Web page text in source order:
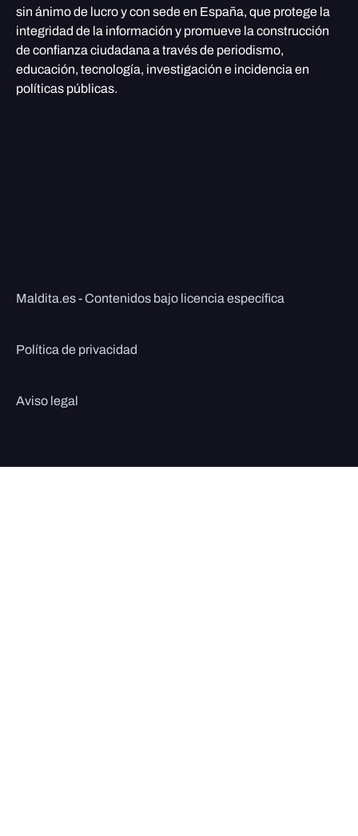
sin ánimo de lucro y con sede en España, que protege la
integridad de la información y promueve la construcción
de confianza ciudadana a través de periodismo,
educación, tecnología, investigación e incidencia en
políticas públicas.
Maldita.es - Contenidos bajo licencia específica
Política de privacidad
Aviso legal